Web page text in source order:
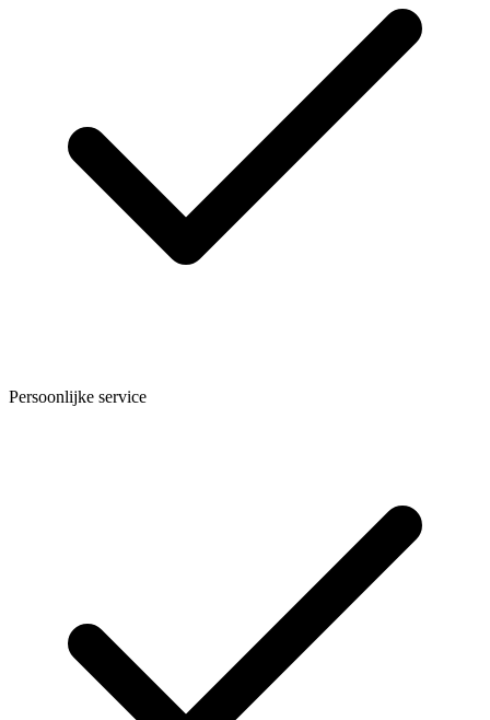
Persoonlijke service